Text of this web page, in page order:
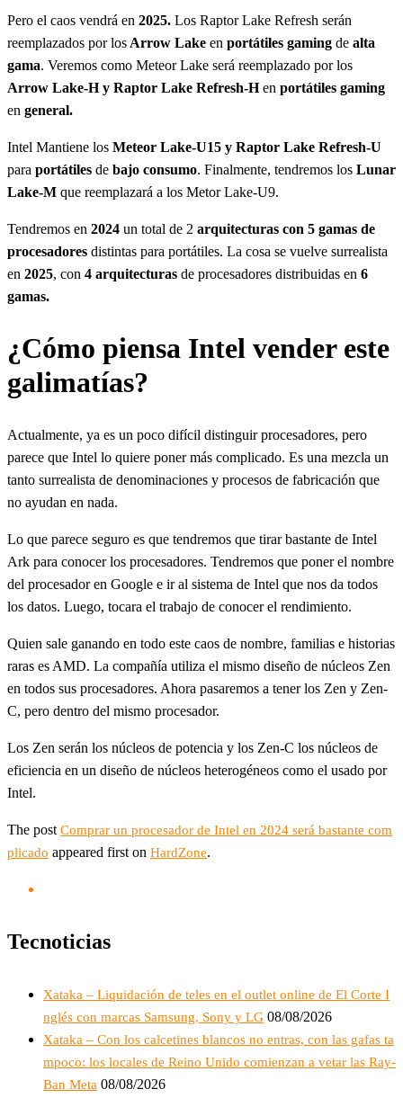
Pero el caos vendrá en 2025. Los Raptor Lake Refresh serán
reemplazados por los Arrow Lake en portátiles gaming de alta
gama. Veremos como Meteor Lake será reemplazado por los
Arrow Lake-H y Raptor Lake Refresh-Hen portátiles gaming
en general.
Intel Mantiene los Meteor Lake-U15 y Raptor Lake Refresh-U
para portátiles de bajo consumo. Finalmente, tendremos los Lunar
Lake-M que reemplazará a los Metor Lake-U9.
Tendremos en 2024 un total de 2 arquitecturas con 5 gamas de
procesadores distintas para portátiles. La cosa se vuelve surrealista
en 2025, con 4 arquitecturas de procesadores distribuidas en 6
gamas.
¿Cómo piensa Intel vender este
galimatías?
Actualmente, ya es un poco difícil distinguir procesadores, pero
parece que Intel lo quiere poner más complicado. Es una mezcla un
tanto surrealista de denominaciones y procesos de fabricación que
no ayudan en nada.
Lo que parece seguro es que tendremos que tirar bastante de Intel
Ark para conocer los procesadores. Tendremos que poner el nombre
del procesador en Google e ir al sistema de Intel que nos da todos
los datos. Luego, tocara el trabajo de conocer el rendimiento.
Quien sale ganando en todo este caos de nombre, familias e historias
raras es AMD. La compañía utiliza el mismo diseño de núcleos Zen
en todos sus procesadores. Ahora pasaremos a tener los Zen y Zen-
C, pero dentro del mismo procesador.
Los Zen serán los núcleos de potencia y los Zen-C los núcleos de
eficiencia en un diseño de núcleos heterogéneos como el usado por
Intel.
The post Comprar un procesador de Intel en 2024 será bastante com
plicado appeared first on HardZone.
Tecnoticias
Xataka – Liquidación de teles en el outlet online de El Corte I
nglés con marcas Samsung, Sony y LG 08/08/2026
Xataka – Con los calcetines blancos no entras, con las gafas ta
mpoco: los locales de Reino Unido comienzan a vetar las Ray-
Ban Meta 08/08/2026